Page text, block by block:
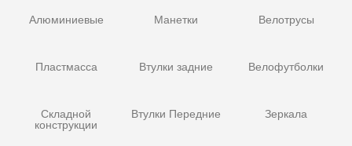
Алюминиевые
Пластмасса
Складной
конструкции
Манетки
Втулки задние
Втулки Передние
Велотрусы
Велофутболки
Зеркала